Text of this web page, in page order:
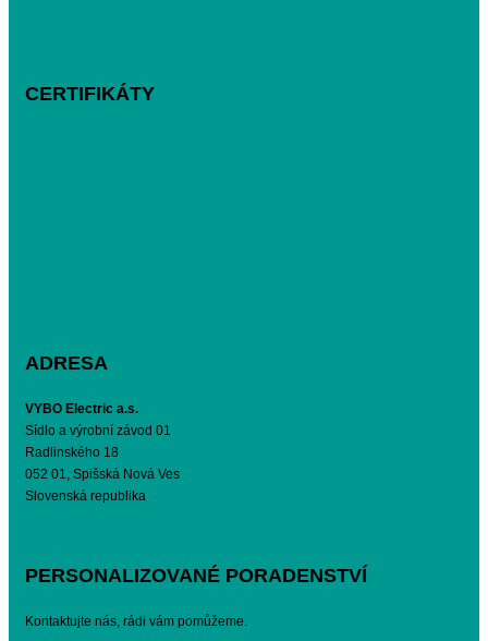
CERTIFIKÁTY
ADRESA
VYBO Electric a.s.
Sídlo a výrobní závod 01
Radlinského 18
052 01, Spišská Nová Ves
Slovenská republika
PERSONALIZOVANÉ PORADENSTVÍ
Kontaktujte nás, rádi vám pomůžeme.